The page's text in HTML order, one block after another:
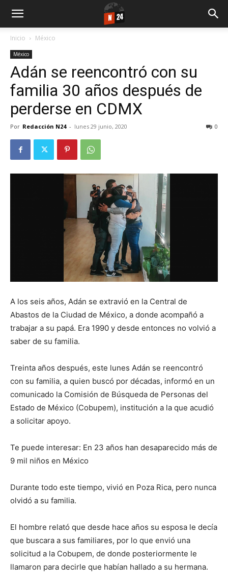
Inicio México
México
Adán se reencontró con su
familia 30 años después de
perderse en CDMX
Por Redacción N24 - lunes 29 junio, 2020 0
A los seis años, Adán se extravió en la Central de
Abastos de la Ciudad de México, a donde acompañó a
trabajar a su papá. Era 1990 y desde entonces no volvió a
saber de su familia.
Treinta años después, este lunes Adán se reencontró
con su familia, a quien buscó por décadas, informó en un
comunicado la Comisión de Búsqueda de Personas del
Estado de México (Cobupem), institución a la que acudió
a solicitar apoyo.
Te puede interesar: En 23 años han desaparecido más de
9 mil niños en México
Durante todo este tiempo, vivió en Poza Rica, pero nunca
olvidó a su familia.
El hombre relató que desde hace años su esposa le decía
que buscara a sus familiares, por lo que envió una
solicitud a la Cobupem, de donde posteriormente le
llamaron para decirle que habían hallado a su hermana.